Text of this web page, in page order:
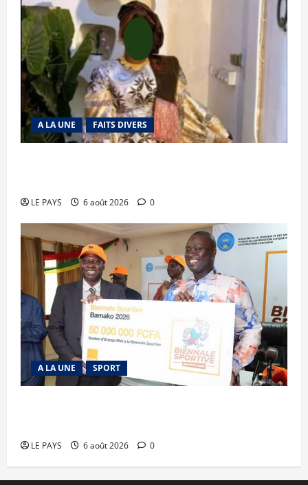
A LA UNE FAITS DIVERS
LE PAYS 6 août 2026 0
A LA UNE SPORT
LE PAYS 6 août 2026 0